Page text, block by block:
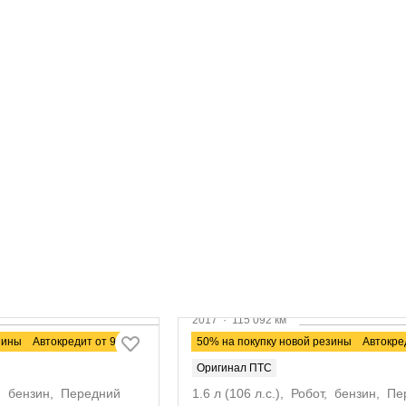
Автокредит от 9,9%
Передний
50% на покупку новой резины
2017·115 092 км
LADA Granta
Оригинал ПТС
1.6 л (106 л.с.), Робот, бензин,